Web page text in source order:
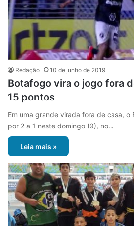
Redação 10 de junho de 2019
Botafogo vira o jogo fora
15 pontos
Em uma grande virada fora de casa, o
por 2 a 1 neste domingo (9), no…
Leia mais »